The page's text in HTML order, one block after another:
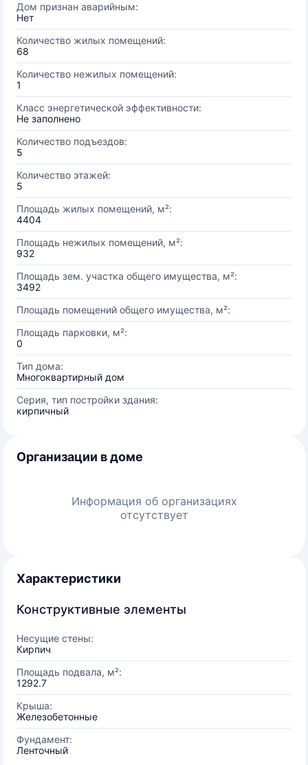
Дом признан аварийным:
Нет
Количество жилых помещений:
68
Количество нежилых помещений:
1
Класс энергетической эффективности:
Не заполнено
Количество подъездов:
5
Количество этажей:
5
Площадь жилых помещений, м²:
4404
Площадь нежилых помещений, м²:
932
Площадь зем. участка общего имущества, м²:
3492
Площадь помещений общего имущества, м²:
Площадь парковки, м²:
0
Тип дома:
Многоквартирный дом
Серия, тип постройки здания:
кирпичный
Организации в доме
Информация об организациях
отсутствует
Характеристики
Конструктивные элементы
Несущие стены:
Кирпич
Площадь подвала, м²:
1292.7
Крыша:
Железобетонные
Фундамент:
Ленточный